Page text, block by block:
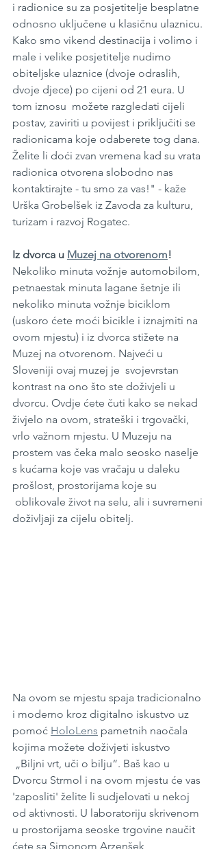
i radionice su za posjetitelje besplatne
odnosno uključene u klasičnu ulaznicu.
Kako smo vikend destinacija i volimo i
male i velike posjetitelje nudimo
obiteljske ulaznice (dvoje odraslih,
dvoje djece) po cijeni od 21 eura. U
tom iznosu  možete razgledati cijeli
postav, zaviriti u povijest i priključiti se
radionicama koje odaberete tog dana.
Želite li doći zvan vremena kad su vrata
radionica otvorena slobodno nas
kontaktirajte - tu smo za vas!" - kaže
Urška Grobelšek iz Zavoda za kulturu,
turizam i razvoj Rogatec.
Iz dvorca u Muzej na otvorenom!
Nekoliko minuta vožnje automobilom,
petnaestak minuta lagane šetnje ili
nekoliko minuta vožnje biciklom
(uskoro ćete moći bicikle i iznajmiti na
ovom mjestu) i iz dvorca stižete na
Muzej na otvorenom. Najveći u
Sloveniji ovaj muzej je  svojevrstan
kontrast na ono što ste doživjeli u
dvorcu. Ovdje ćete čuti kako se nekad
živjelo na ovom, strateški i trgovački,
vrlo važnom mjestu. U Muzeju na
prostem vas čeka malo seosko naselje
s kućama koje vas vračaju u daleku
prošlost, prostorijama koje su
oblikovale život na selu, ali i suvremeni
doživljaji za cijelu obitelj.
Na ovom se mjestu spaja tradicionalno
i moderno kroz digitalno iskustvo uz
pomoć HoloLens pametnih naočala
kojima možete doživjeti iskustvo
„Biljni vrt, uči o bilju“. Baš kao u
Dvorcu Strmol i na ovom mjestu će vas
'zaposliti' želite li sudjelovati u nekoj
od aktivnosti. U laboratoriju skrivenom
u prostorijama seoske trgovine naučit
ćete sa Simonom Arzenšek,